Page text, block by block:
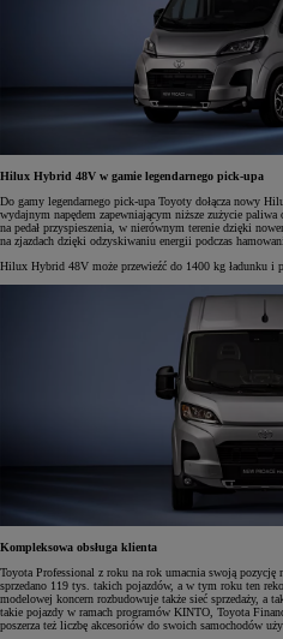
Hilux Hybrid 48V w gamie legendarnego pick-upa
Do gamy legendarnego pick-upa Toyoty dołącza nowy
wydajnym napędem zapewniającym niższe zużycie
na pedał przyspieszenia, w nierównym terenie dzięki
na zjazdach dzięki odzyskiwaniu energii podczas
Hilux Hybrid 48V może przewieźć do 1400 kg ładunku i
Kompleksowa obsługa klienta
Toyota Professional z roku na rok umacnia swoją
sprzedano 119 tys. takich pojazdów, a w tym roku ten
modelowej koncern rozbudowuje także sieć sprzedaży, a
takie pojazdy w ramach programów KINTO, Toyota
poszerza też liczbę akcesoriów do swoich samochodów